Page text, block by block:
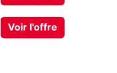
Voir l'offre